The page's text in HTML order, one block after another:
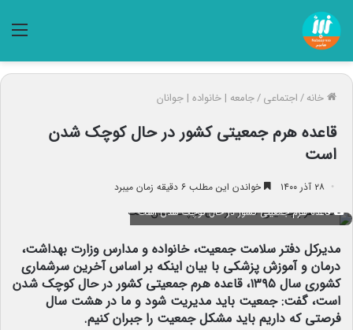
خانه/اجتماعی/جامعه | خانواده | جوانان
قاعده هرم جمعیتی کشور در حال کوچک شدن
است
۲۸ آذر ۱۴۰۰ خواندن این مطلب ۶ دقیقه زمان میبرد
قاعده هرم جمعیتی کشور در حال کوچک شدن است
مدیرکل دفتر سلامت جمعیت، خانواده و مدارس وزارت بهداشت،
درمان و آموزش پزشکی با بیان اینکه بر اساس آخرین سرشماری
کشوری سال ۱۳۹۵، قاعده هرم جمعیتی کشور در حال کوچک شدن
است، گفت: جمعیت باید مدیریت شود و ما در هشت سال
فرصتی که داریم باید مشکل جمعیت را جبران کنیم.